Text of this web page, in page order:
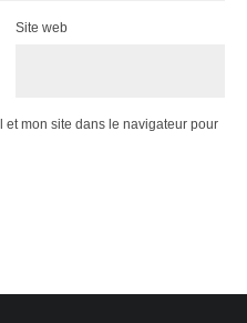
Site web
et mon site dans le navigateur pour